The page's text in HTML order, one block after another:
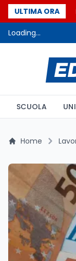
ULTIMA ORA
Quanto è
Loading...
SCUOLA
Home